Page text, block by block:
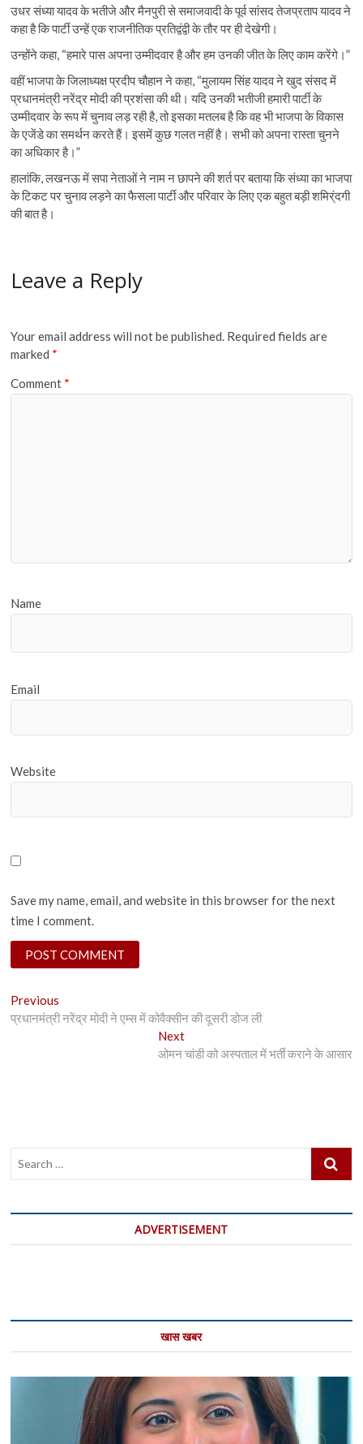
उधर संध्या यादव के भतीजे और मैनपुरी से समाजवादी के पूर्व सांसद तेजप्रताप यादव ने
कहा है कि पार्टी उन्हें एक राजनीतिक प्रतिद्वंद्वी के तौर पर ही देखेगी।
उन्होंने कहा, “हमारे पास अपना उम्मीदवार है और हम उनकी जीत के लिए काम करेंगे।”
वहीं भाजपा के जिलाध्यक्ष प्रदीप चौहान ने कहा, “मुलायम सिंह यादव ने खुद संसद में
प्रधानमंत्री नरेंद्र मोदी की प्रशंसा की थी। यदि उनकी भतीजी हमारी पार्टी के
उम्मीदवार के रूप में चुनाव लड़ रही है, तो इसका मतलब है कि वह भी भाजपा के विकास
के एजेंडे का समर्थन करते हैं। इसमें कुछ गलत नहीं है। सभी को अपना रास्ता चुनने
का अधिकार है।”
हालांकि, लखनऊ में सपा नेताओं ने नाम न छापने की शर्त पर बताया कि संध्या का भाजपा
के टिकट पर चुनाव लड़ने का फैसला पार्टी और परिवार के लिए एक बहुत बड़ी शमिर्ंदगी
की बात है।
Leave a Reply
Your email address will not be published. Required fields are
marked *
Comment *
Name
Email
Website
Save my name, email, and website in this browser for the next
time I comment.
Post
navigation
Previous
post:
प्रधानमंत्री नरेंद्र मोदी ने एम्स में कोवैक्सीन की दूसरी डोज ली
NextNext
post:
ओमन चांडी को अस्पताल में भर्ती कराने के आसार
Search
ADVERTISEMENT
खास खबर